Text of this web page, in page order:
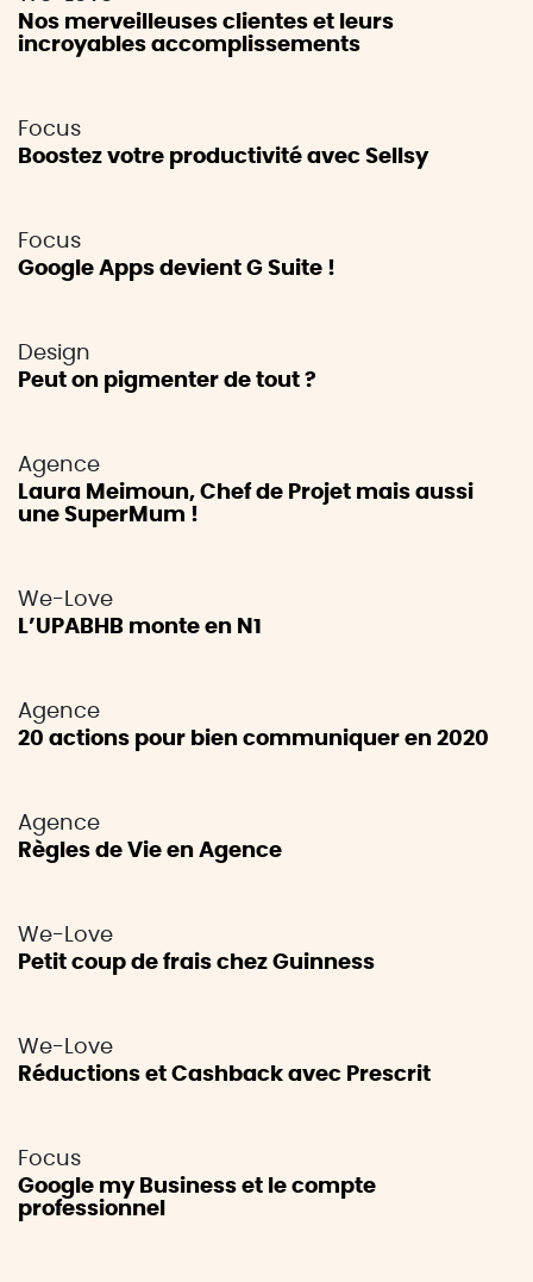
Nos merveilleuses clientes et leurs
incroyables accomplissements
Focus
Boostez votre productivité avec Sellsy
Focus
Google Apps devient G Suite !
Design
Peut on pigmenter de tout ?
Agence
Laura Meimoun, Chef de Projet mais aussi
une SuperMum !
We-Love
L’UPABHB monte en N1
Agence
20 actions pour bien communiquer en 2020
Agence
Règles de Vie en Agence
We-Love
Petit coup de frais chez Guinness
We-Love
Réductions et Cashback avec Prescrit
Focus
Google my Business et le compte
professionnel